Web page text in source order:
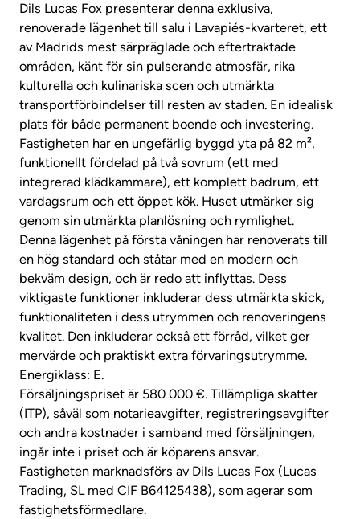
Dils Lucas Fox presenterar denna exklusiva,
renoverade lägenhet till salu i Lavapiés-kvarteret, ett
av Madrids mest särpräglade och eftertraktade
områden, känt för sin pulserande atmosfär, rika
kulturella och kulinariska scen och utmärkta
transportförbindelser till resten av staden. En idealisk
plats för både permanent boende och investering.
Fastigheten har en ungefärlig byggd yta på 82 m²,
funktionellt fördelad på två sovrum (ett med
integrerad klädkammare), ett komplett badrum, ett
vardagsrum och ett öppet kök. Huset utmärker sig
genom sin utmärkta planlösning och rymlighet.
Denna lägenhet på första våningen har renoverats till
en hög standard och ståtar med en modern och
bekväm design, och är redo att inflyttas. Dess
viktigaste funktioner inkluderar dess utmärkta skick,
funktionaliteten i dess utrymmen och renoveringens
kvalitet. Den inkluderar också ett förråd, vilket ger
mervärde och praktiskt extra förvaringsutrymme.
Energiklass: E.
Försäljningspriset är 580 000 €. Tillämpliga skatter
(ITP), såväl som notarieavgifter, registreringsavgifter
och andra kostnader i samband med försäljningen,
ingår inte i priset och är köparens ansvar.
Fastigheten marknadsförs av Dils Lucas Fox (Lucas
Trading, SL med CIF B64125438), som agerar som
fastighetsförmedlare.